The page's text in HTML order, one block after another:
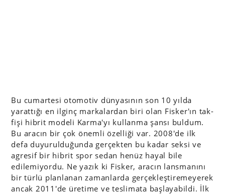
Bu cumartesi otomotiv dünyasının son 10 yılda
yarattığı en ilginç markalardan biri olan Fisker'ın tak-
fişi hibrit modeli Karma'yı kullanma şansı buldum.
Bu aracın bir çok önemli özelliği var. 2008'de ilk
defa duyurulduğunda gerçekten bu kadar seksi ve
agresif bir hibrit spor sedan henüz hayal bile
edilemiyordu. Ne yazık ki Fisker, aracın lansmanını
bir türlü planlanan zamanlarda gerçekleştiremeyerek
ancak 2011'de üretime ve teslimata başlayabildi. İlk